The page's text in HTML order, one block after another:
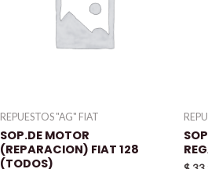
REPUESTOS "AG" FIAT
SOP.DE MOTOR
(REPARACION) FIAT 128
(TODOS)